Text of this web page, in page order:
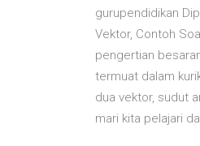
gurupendidikan
Vektor, Contoh
pengertian
termuat dalam
dua vektor, sudut
mari kita pelajari